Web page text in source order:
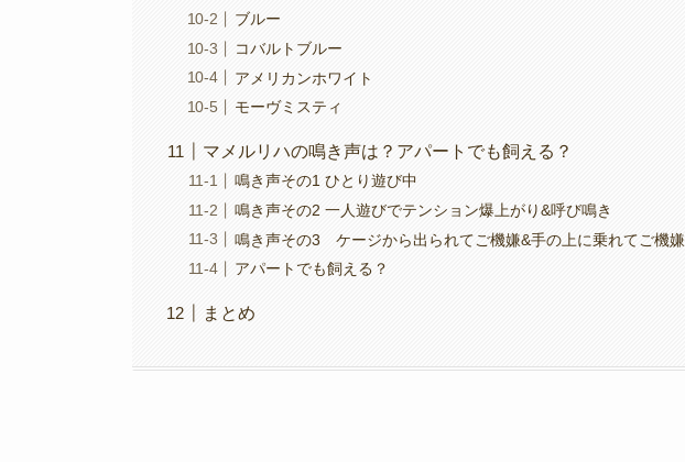
ブルー
コバルトブルー
アメリカンホワイト
モーヴミスティ
マメルリハの鳴き声は？アパートでも飼える？
鳴き声その1 ひとり遊び中
鳴き声その2 一人遊びでテンション爆上がり&呼び鳴き
鳴き声その3 ケージから出られてご機嫌&手の上に乗れてご機嫌
アパートでも飼える？
まとめ